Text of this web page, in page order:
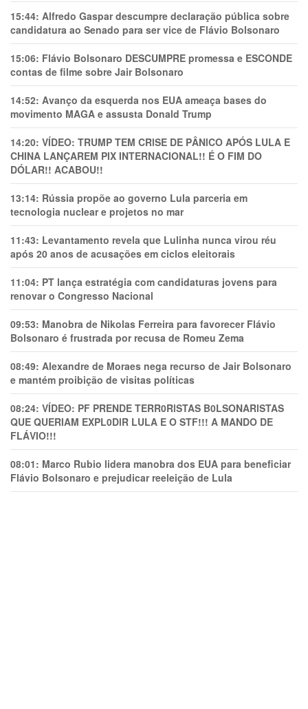
15:44: Alfredo Gaspar descumpre declaração pública sobre
candidatura ao Senado para ser vice de Flávio Bolsonaro
15:06: Flávio Bolsonaro DESCUMPRE promessa e ESCONDE
contas de filme sobre Jair Bolsonaro
14:52: Avanço da esquerda nos EUA ameaça bases do
movimento MAGA e assusta Donald Trump
14:20: VÍDEO: TRUMP TEM CRlSE DE PÂNlCO APÓS LULA E
CHINA LANÇAREM PIX INTERNACIONAL!! É O FIM DO
DÓLAR!! ACABOU!!
13:14: Rússia propõe ao governo Lula parceria em
tecnologia nuclear e projetos no mar
11:43: Levantamento revela que Lulinha nunca virou réu
após 20 anos de acusações em ciclos eleitorais
11:04: PT lança estratégia com candidaturas jovens para
renovar o Congresso Nacional
09:53: Manobra de Nikolas Ferreira para favorecer Flávio
Bolsonaro é frustrada por recusa de Romeu Zema
08:49: Alexandre de Moraes nega recurso de Jair Bolsonaro
e mantém proibição de visitas políticas
08:24: VÍDEO: PF PRENDE TERR0RlSTAS B0LSONARlSTAS
QUE QUERIAM EXPL0DlR LULA E O STF!!! A MANDO DE
FLÁVIO!!!
08:01: Marco Rubio lidera manobra dos EUA para beneficiar
Flávio Bolsonaro e prejudicar reeleição de Lula